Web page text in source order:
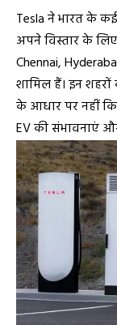
Tesla ने भारत के
अपने विस्तार के
Chennai,
शामिल हैं। इन
के आधार पर नहीं
EV की संभावनाएं